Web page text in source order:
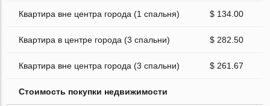
Квартира вне центра города (1 спальня) $ 134.00
Квартира в центре города (3 спальни) $ 282.50
Квартира вне центра города (3 спальни) $ 261.67
Стоимость покупки недвижимости